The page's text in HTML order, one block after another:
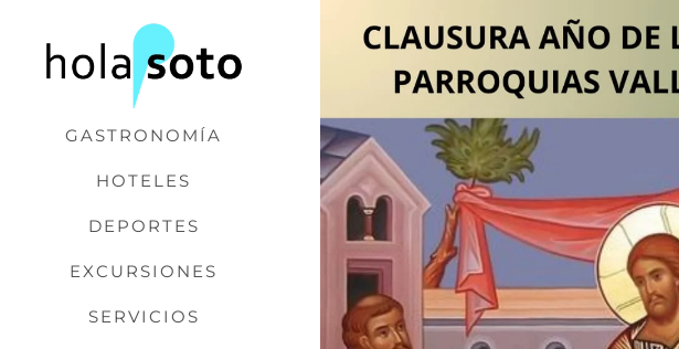
GASTRONOMÍA
HOTELES
DEPORTES
EXCURSIONES
SERVICIOS